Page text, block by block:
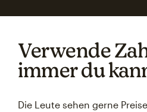
Verwende
immer du
Die Leute sehen gerne